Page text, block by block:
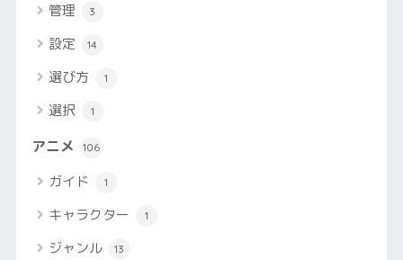
管理 3
設定 14
選び方 1
選択 1
アニメ 106
ガイド 1
キャラクター 1
ジャンル 13